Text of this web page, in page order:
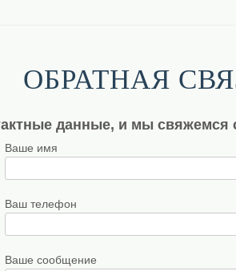
ОБРАТНАЯ
данные, и мы
Ваше имя
Ваш телефон
Ваше сообщение